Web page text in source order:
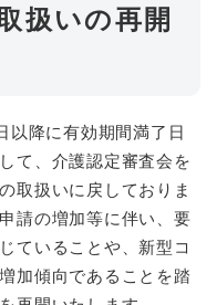
扱いの再開
以降に有効期間満了日
て、介護認定審査会を
取扱いに戻しておりま
請の増加等に伴い、要
ていることや、新型コ
加傾向であることを踏